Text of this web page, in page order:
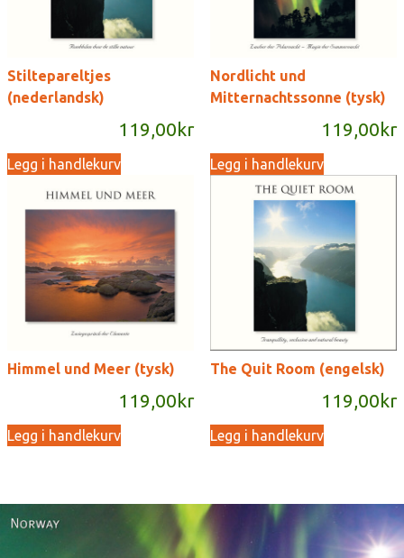
Stiltepareltjes
(nederlandsk)
119,00 kr
Legg i handlekurv
Nordlicht und
Mitternachtssonne (tysk)
119,00 kr
Legg i handlekurv
Himmel und Meer (tysk)
119,00 kr
Legg i handlekurv
The Quit Room (engelsk)
119,00 kr
Legg i handlekurv